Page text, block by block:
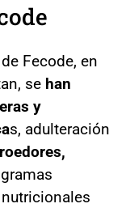
Fecode, en
se han
y
s, adulteración
roedores,